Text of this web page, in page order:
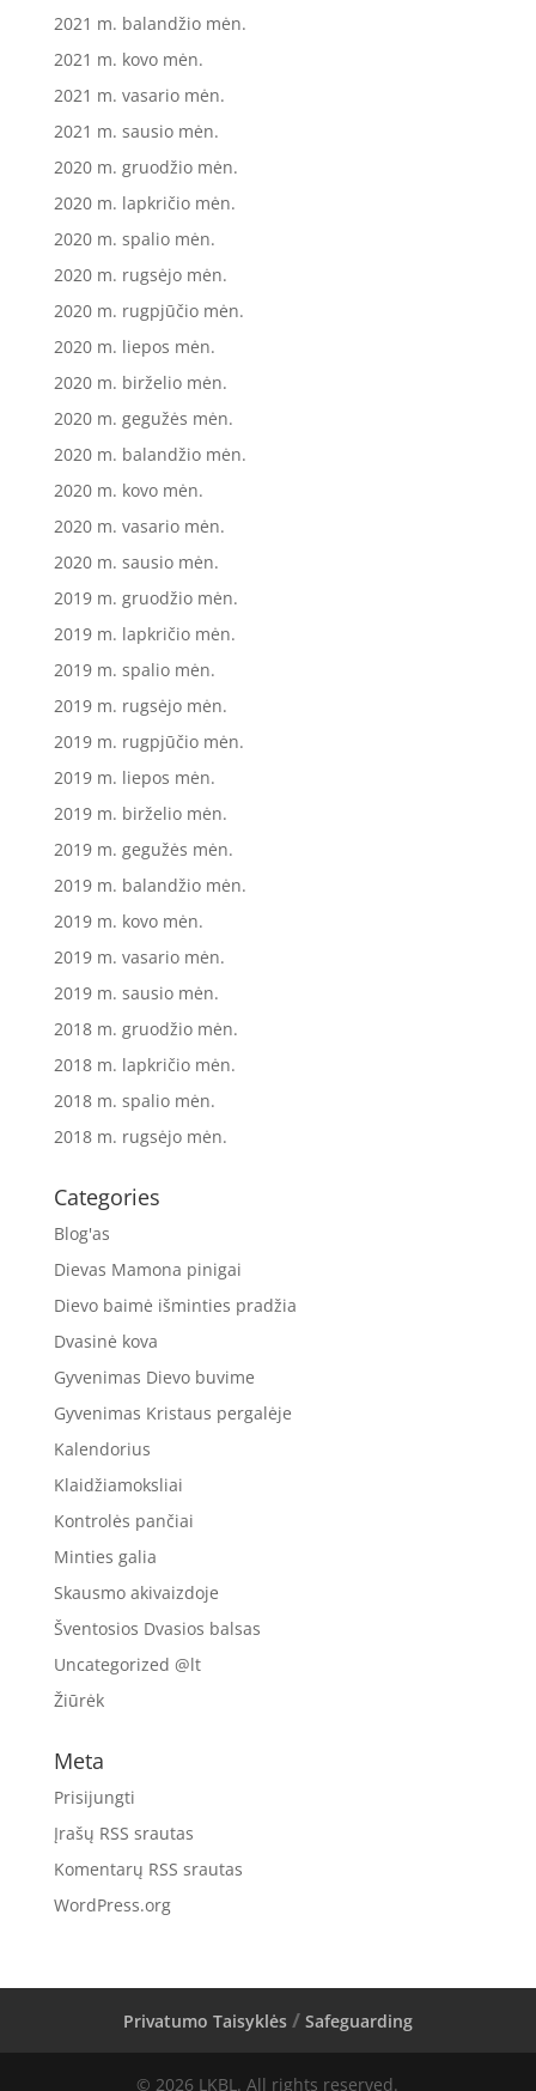
2021 m. balandžio mėn.
2021 m. kovo mėn.
2021 m. vasario mėn.
2021 m. sausio mėn.
2020 m. gruodžio mėn.
2020 m. lapkričio mėn.
2020 m. spalio mėn.
2020 m. rugsėjo mėn.
2020 m. rugpjūčio mėn.
2020 m. liepos mėn.
2020 m. birželio mėn.
2020 m. gegužės mėn.
2020 m. balandžio mėn.
2020 m. kovo mėn.
2020 m. vasario mėn.
2020 m. sausio mėn.
2019 m. gruodžio mėn.
2019 m. lapkričio mėn.
2019 m. spalio mėn.
2019 m. rugsėjo mėn.
2019 m. rugpjūčio mėn.
2019 m. liepos mėn.
2019 m. birželio mėn.
2019 m. gegužės mėn.
2019 m. balandžio mėn.
2019 m. kovo mėn.
2019 m. vasario mėn.
2019 m. sausio mėn.
2018 m. gruodžio mėn.
2018 m. lapkričio mėn.
2018 m. spalio mėn.
2018 m. rugsėjo mėn.
Categories
Blog'as
Dievas Mamona pinigai
Dievo baimė išminties pradžia
Dvasinė kova
Gyvenimas Dievo buvime
Gyvenimas Kristaus pergalėje
Kalendorius
Klaidžiamoksliai
Kontrolės pančiai
Minties galia
Skausmo akivaizdoje
Šventosios Dvasios balsas
Uncategorized @lt
Žiūrėk
Meta
Prisijungti
Įrašų RSS srautas
Komentarų RSS srautas
WordPress.org
Privatumo Taisyklės Safeguarding